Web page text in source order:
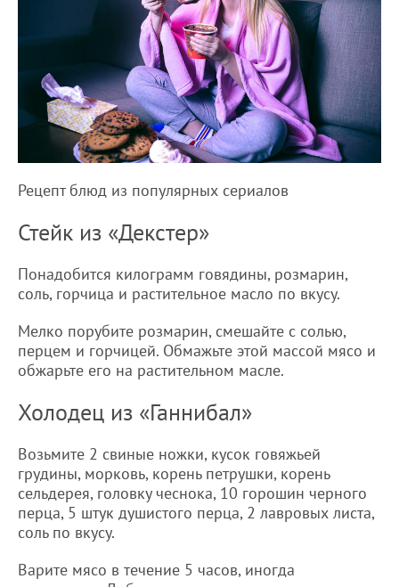
Рецепт блюд из популярных сериалов
Стейк из «Декстер»
Понадобится килограмм говядины, розмарин,
соль, горчица и растительное масло по вкусу.
Мелко порубите розмарин, смешайте с солью,
перцем и горчицей. Обмажьте этой массой мясо и
обжарьте его на растительном масле.
Холодец из «Ганнибал»
Возьмите 2 свиные ножки, кусок говяжьей
грудины, морковь, корень петрушки, корень
сельдерея, головку чеснока, 10 горошин черного
перца, 5 штук душистого перца, 2 лавровых листа,
соль по вкусу.
Варите мясо в течение 5 часов, иногда